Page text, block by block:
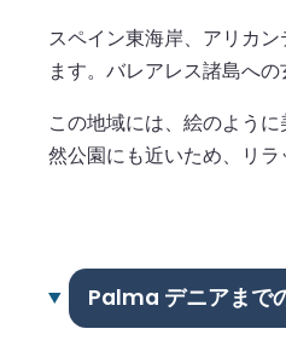
スペイン東海岸、アリカ
ます。バレアレス諸島へ
この地域には、絵のよう
然公園にも近いため、リ
Palma デニアまで